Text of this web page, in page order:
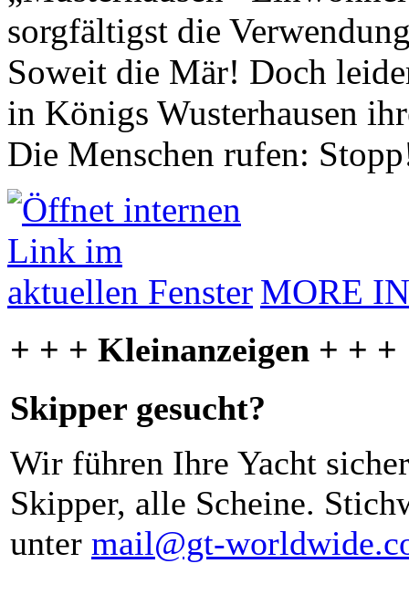
sorgfältigst die
Soweit die Mär! Doch
in Königs Wusterhausen
Die Menschen rufen:
MORE
+ + + Kleinanzeigen + + +
Skipper gesucht?
Wir führen Ihre Yacht
Skipper, alle Scheine.
unter mail@gt-